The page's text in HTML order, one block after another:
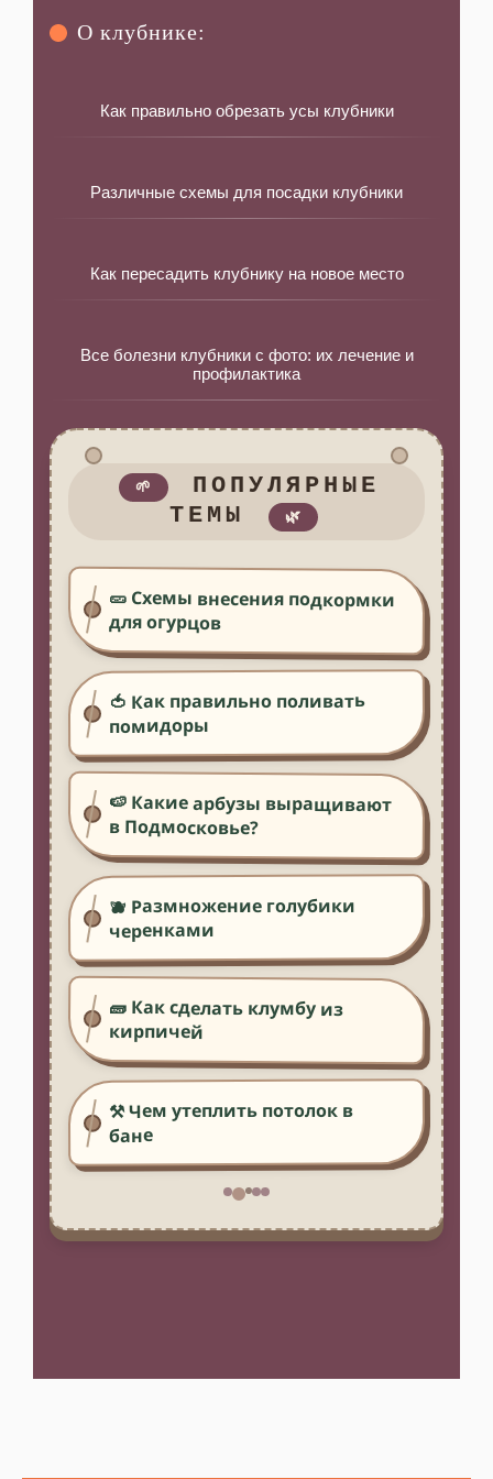
О клубнике:
Как правильно обрезать усы клубники
Различные схемы для посадки клубники
Как пересадить клубнику на новое место
Все болезни клубники с фото: их лечение и
профилактика
🌱
ПОПУЛЯРНЫЕ
ТЕМЫ
🌿
🥒 Схемы внесения подкормки
для огурцов
🍅 Как правильно поливать
помидоры
🍉 Какие арбузы выращивают
в Подмосковье?
🫐 Размножение голубики
черенками
🧱 Как сделать клумбу из
кирпичей
⚒️ Чем утеплить потолок в
бане